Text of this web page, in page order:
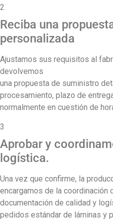
2
Reciba una
personalizada
Ajustamos sus requisitos al
devolvemos
una propuesta de suministro
procesamiento, plazo de
normalmente en cuestión de
3
Aprobar y
logística.
Una vez que confirme, la
encargamos de la coordinación
documentación de calidad y
pedidos estándar de láminas y